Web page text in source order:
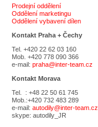
Prodejní oddělení
Oddělení marketingu
Oddělení vybavení dílen
Kontakt Praha + Čechy
Tel. +420 22 62 03 160
Mob. +420 778 090 366
e-mail: praha@inter-team.cz
Kontakt Morava
Tel. : +48 22 50 61 745
Mob.:+420 732 483 289
e-mail: autodily@inter-team.cz
skype: autodily_JR